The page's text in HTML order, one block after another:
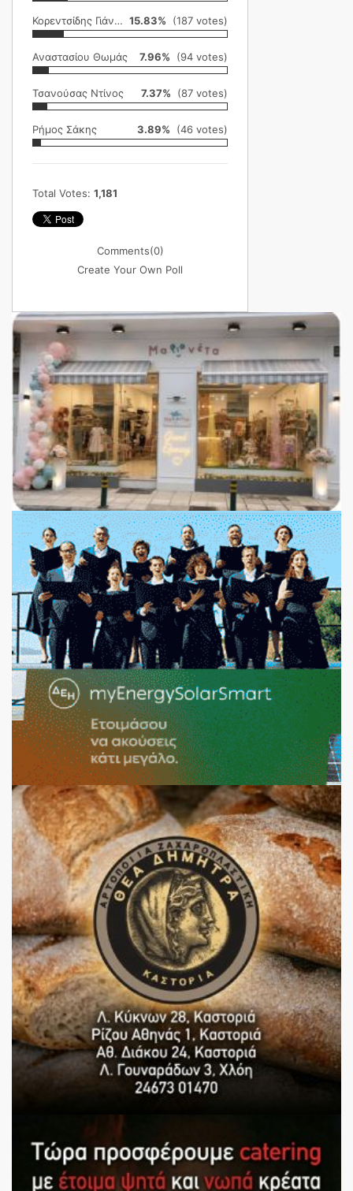
Κορεντσίδης Γιάννης 15.83% (187 votes)
Αναστασίου Θωμάς 7.96% (94 votes)
Τσανούσας Ντίνος 7.37% (87 votes)
Ρήμος Σάκης 3.89% (46 votes)
Total Votes: 1,181
Comments(0)
Create Your Own Poll